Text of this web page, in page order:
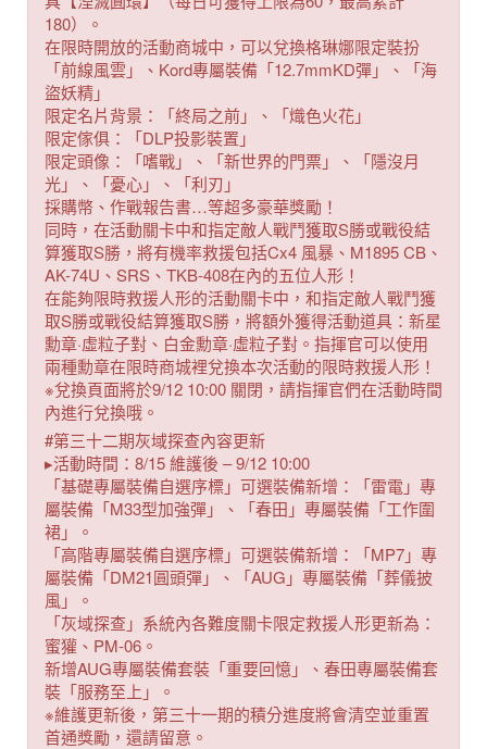
180）。
在限時開放的活動商城中，可以兌換格琳娜限定裝扮
「前線風雲」、Kord專屬裝備「12.7mmKD彈」、「海
盜妖精」
限定名片背景：「終局之前」、「熾色火花」
限定傢俱：「DLP投影裝置」
限定頭像：「嗜戰」、「新世界的門票」、「隱沒月
光」、「憂心」、「利刃」
採購幣、作戰報告書…等超多豪華獎勵！
同時，在活動關卡中和指定敵人戰鬥獲取S勝或戰役結
算獲取S勝，將有機率救援包括Cx4 風暴、M1895 CB、
AK-74U、SRS、TKB-408在內的五位人形！
在能夠限時救援人形的活動關卡中，和指定敵人戰鬥獲
取S勝或戰役結算獲取S勝，將額外獲得活動道具：新星
勳章·虛粒子對、白金勳章·虛粒子對。指揮官可以使用
兩種勳章在限時商城裡兌換本次活動的限時救援人形！
※兌換頁面將於9/12 10:00 關閉，請指揮官們在活動時間
內進行兌換哦。
#第三十二期灰域探查內容更新
▸活動時間：8/15 維護後 – 9/12 10:00
「基礎專屬裝備自選序標」可選裝備新增：「雷電」專
屬裝備「M33型加強彈」、「春田」專屬裝備「工作圍
裙」。
「高階專屬裝備自選序標」可選裝備新增：「MP7」專
屬裝備「DM21圓頭彈」、「AUG」專屬裝備「葬儀披
風」。
「灰域探查」系統內各難度關卡限定救援人形更新為：
蜜獾、PM-06。
新增AUG專屬裝備套裝「重要回憶」、春田專屬裝備套
裝「服務至上」。
※維護更新後，第三十一期的積分進度將會清空並重置
首通獎勵，還請留意。